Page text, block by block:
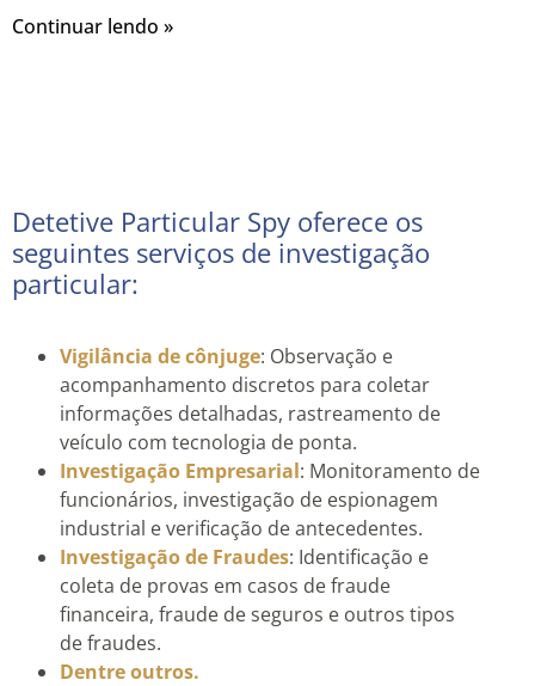
Continuar lendo »
Detetive Particular Spy oferece os
seguintes serviços de investigação
particular:
Vigilância de cônjuge: Observação e
acompanhamento discretos para coletar
informações detalhadas, rastreamento de
veículo com tecnologia de ponta.
Investigação Empresarial: Monitoramento de
funcionários, investigação de espionagem
industrial e verificação de antecedentes.
Investigação de Fraudes: Identificação e
coleta de provas em casos de fraude
financeira, fraude de seguros e outros tipos
de fraudes.
Dentre outros.